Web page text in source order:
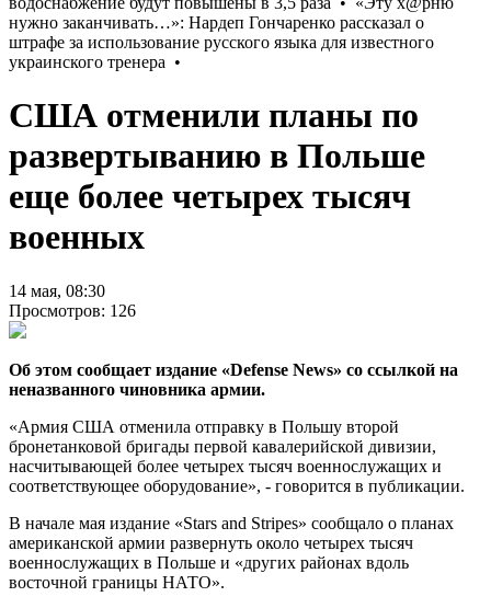
США отменили планы по
развертыванию в Польше
еще более четырех тысяч
военных
14 мая, 08:30
Просмотров: 126
Об этом сообщает издание «Defense News» со ссылкой на
неназванного чиновника армии.
«Армия США отменила отправку в Польшу второй
бронетанковой бригады первой кавалерийской дивизии,
насчитывающей более четырех тысяч военнослужащих и
соответствующее оборудование», - говорится в публикации.
В начале мая издание «Stars and Stripes» сообщало о планах
американской армии развернуть около четырех тысяч
военнослужащих в Польше и «других районах вдоль
восточной границы НАТО».